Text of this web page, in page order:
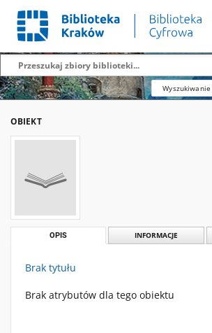
OBIEKT
OPIS INFORMACJE
Brak tytułu
Brak atrybutów dla tego obiektu